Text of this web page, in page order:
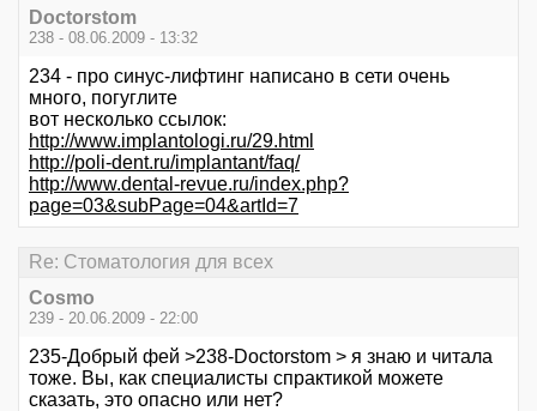
Doctorstom
238 - 08.06.2009 - 13:32
234 - про синус-лифтинг написано в сети очень
много, погуглите
вот несколько ссылок:
http://www.implantologi.ru/29.html
http://poli-dent.ru/implantant/faq/
http://www.dental-revue.ru/index.php?
page=03&subPage=04&artId=7
Re: Стоматология для всех
Cosmo
239 - 20.06.2009 - 22:00
235-Добрый фей >238-Doctorstom > я знаю и читала
тоже. Вы, как специалисты спрактикой можете
сказать, это опасно или нет?